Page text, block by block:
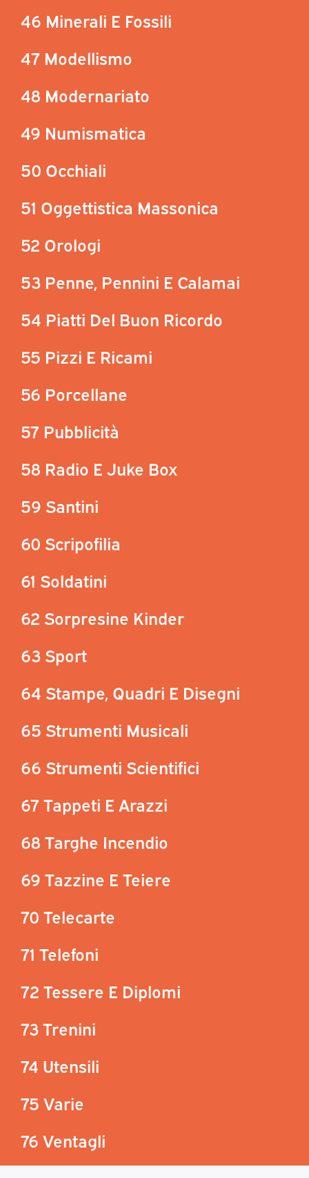
46 Minerali E Fossili
47 Modellismo
48 Modernariato
49 Numismatica
50 Occhiali
51 Oggettistica Massonica
52 Orologi
53 Penne, Pennini E Calamai
54 Piatti Del Buon Ricordo
55 Pizzi E Ricami
56 Porcellane
57 Pubblicità
58 Radio E Juke Box
59 Santini
60 Scripofilia
61 Soldatini
62 Sorpresine Kinder
63 Sport
64 Stampe, Quadri E Disegni
65 Strumenti Musicali
66 Strumenti Scientifici
67 Tappeti E Arazzi
68 Targhe Incendio
69 Tazzine E Teiere
70 Telecarte
71 Telefoni
72 Tessere E Diplomi
73 Trenini
74 Utensili
75 Varie
76 Ventagli